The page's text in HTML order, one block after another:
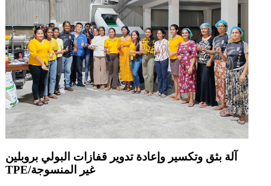
آلة بثق وتكسير وإعادة تدوير قفازات البولي بروبلين
غير المنسوجة/TPE